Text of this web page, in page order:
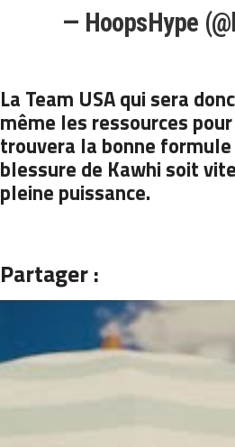
— HoopsHype
La Team USA qui sera
même les ressources
trouvera la bonne
blessure de Kawhi soit
pleine puissance.
Partager :